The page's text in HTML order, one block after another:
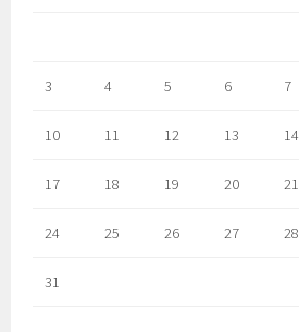
3 4 5 6 7
10 11 12 13 14
17 18 19 20 21
24 25 26 27 28
31